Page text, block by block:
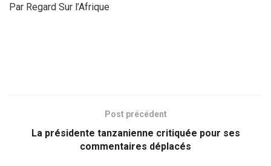
Par Regard Sur l’Afrique
Post précédent
La présidente tanzanienne critiquée pour ses
commentaires déplacés